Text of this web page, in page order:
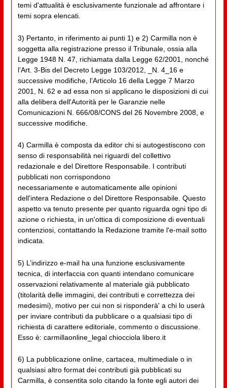
temi d'attualità è esclusivamente funzionale ad affrontare i
temi sopra elencati.
3) Pertanto, in riferimento ai punti 1) e 2) Carmilla non è
soggetta alla registrazione presso il Tribunale, ossia alla
Legge 1948 N. 47, richiamata dalla Legge 62/2001, nonché
l’Art. 3-Bis del Decreto Legge 103/2012, _N. 4_16 e
successive modifiche, l’Articolo 16 della Legge 7 Marzo
2001, N. 62 e ad essa non si applicano le disposizioni di cui
alla delibera dell'Autorità per le Garanzie nelle
Comunicazioni N. 666/08/CONS del 26 Novembre 2008, e
successive modifiche.
4) Carmilla è composta da editor chi si autogestiscono con
senso di responsabilità nei riguardi del collettivo
redazionale e del Direttore Responsabile. I contributi
pubblicati non corrispondono
necessariamente e automaticamente alle opinioni
dell'intera Redazione o del Direttore Responsabile. Questo
aspetto va tenuto presente per quanto riguarda ogni tipo di
azione o richiesta, in un'ottica di composizione di eventuali
contenziosi, contattando la Redazione tramite l'e-mail sotto
indicata.
5) L’indirizzo e-mail ha una funzione esclusivamente
tecnica, di interfaccia con quanti intendano comunicare
osservazioni relativamente al materiale già pubblicato
(titolarità delle immagini, dei contributi e correttezza dei
medesimi), motivo per cui non si risponderà' a chi lo userà
per inviare contributi da pubblicare o a qualsiasi tipo di
richiesta di carattere editoriale, commento o discussione.
Esso è: carmillaonline_legal chiocciola libero.it
6) La pubblicazione online, cartacea, multimediale o in
qualsiasi altro format dei contributi già pubblicati su
Carmilla, è consentita solo citando la fonte egli autori dei